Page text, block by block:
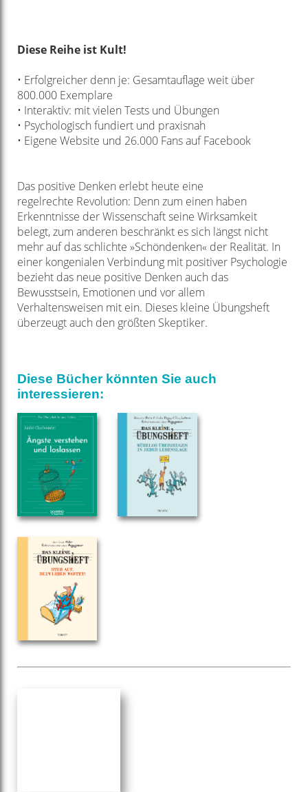
Diese Reihe ist Kult!
• Erfolgreicher denn je: Gesamtauflage weit über
800.000 Exemplare
• Interaktiv: mit vielen Tests und Übungen
• Psychologisch fundiert und praxisnah
• Eigene Website und 26.000 Fans auf Facebook
Das positive Denken erlebt heute eine
regelrechte Revolution: Denn zum einen haben
Erkenntnisse der Wissenschaft seine Wirksamkeit
belegt, zum anderen beschränkt es sich längst nicht
mehr auf das schlichte »Schöndenken« der Realität. In
einer kongenialen Verbindung mit positiver Psychologie
bezieht das neue positive Denken auch das
Bewusstsein, Emotionen und vor allem
Verhaltensweisen mit ein. Dieses kleine Übungsheft
überzeugt auch den größten Skeptiker.
Diese Bücher könnten Sie auch
interessieren: